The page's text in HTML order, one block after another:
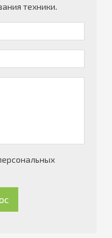
техники.